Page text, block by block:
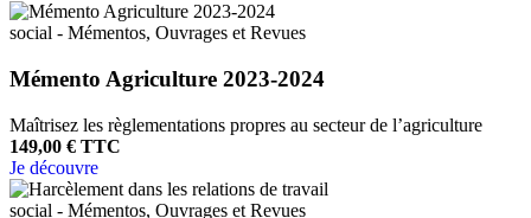
social - Mémentos, Ouvrages et Revues
Mémento Agriculture 2023-2024
Maîtrisez les règlementations propres au secteur de l’agriculture
149,00 € TTC
Je découvre
social - Mémentos, Ouvrages et Revues